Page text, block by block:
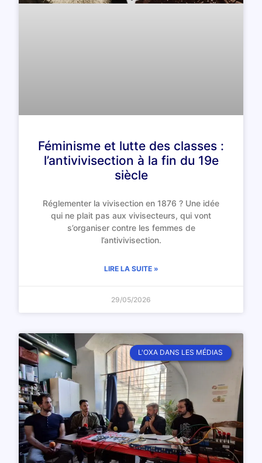
Féminisme et lutte des classes :
l’antivivisection à la fin du 19e
siècle
Réglementer la vivisection en 1876 ? Une idée
qui ne plait pas aux vivisecteurs, qui vont
s’organiser contre les femmes de
l’antivivisection.
LIRE LA SUITE »
29/05/2026
L'OXA DANS LES MÉDIAS